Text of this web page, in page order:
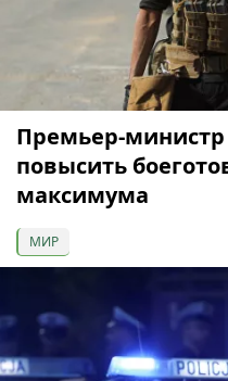
Премьер-
повысить
максимума
МИР